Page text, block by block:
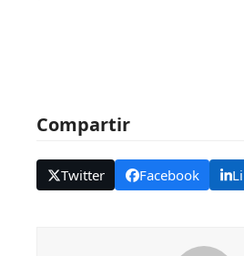
Compartir
Twitter Facebook